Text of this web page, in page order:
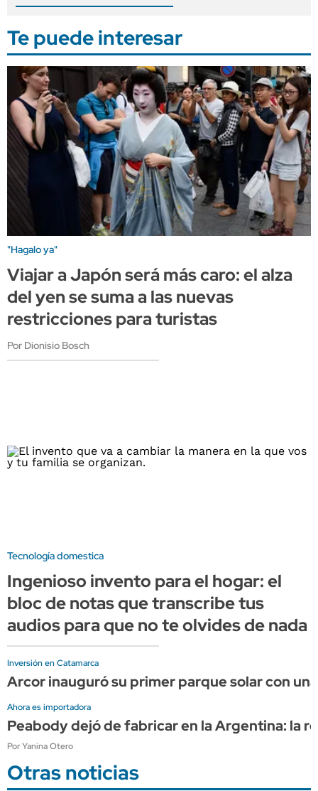
Te puede interesar
"Hagalo ya"
Viajar a Japón será más caro: el alza
del yen se suma a las nuevas
restricciones para turistas
Por Dionisio Bosch
Tecnología domestica
Ingenioso invento para el hogar: el
bloc de notas que transcribe tus
audios para que no te olvides de nada
Inversión en Catamarca
Arcor inauguró su primer parque solar con
Ahora es importadora
Peabody dejó de fabricar en la Argentina: la
Por Yanina Otero
Otras noticias